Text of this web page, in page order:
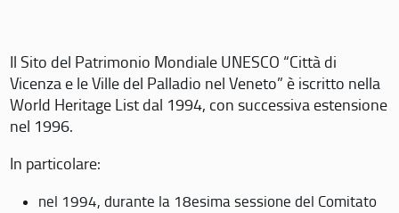
Il Sito del Patrimonio Mondiale UNESCO “Città di
Vicenza e le Ville del Palladio nel Veneto” è iscritto nella
World Heritage List dal 1994, con successiva estensione
nel 1996.
In particolare:
nel 1994, durante la 18esima sessione del Comitato